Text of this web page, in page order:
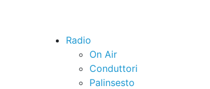
Radio
On Air
Conduttori
Palinsesto